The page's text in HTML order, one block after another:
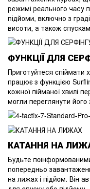
режимі реального часу
підйоми, включно з
висоти, а також
ФУНКЦІЇ ДЛЯ
Приготуйтеся спіймати
працює з функцією
кожної пійманої хвилі
могли переглянути
КАТАННЯ НА
Будьте
попередньо
на лижах і підйом. Він